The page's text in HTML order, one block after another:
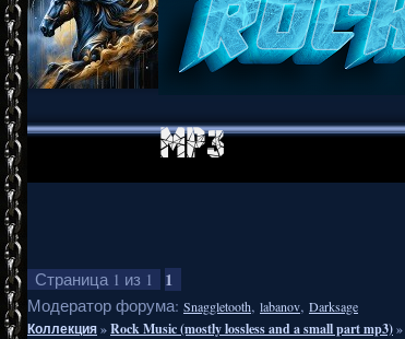
Страница 1 из 1 1
Модератор форума: Snaggletooth, labanov, Darksage
Коллекция»Rock Music (mostly lossless and a small part mp3)»